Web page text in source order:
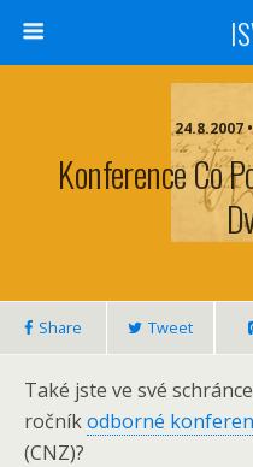
Konference Co
Share Tweet
Také jste ve své
ročníkodborné
(CNZ)?